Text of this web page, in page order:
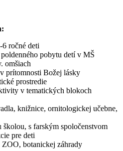
ročné deti
pobytu detí v MŠ
omšiach
prítomnosti Božej lásky
prostredie
v tematických blokoch
knižnice, ornitologickej učebne,
školou, s farským spoločenstvom
pre deti
botanickej záhrady